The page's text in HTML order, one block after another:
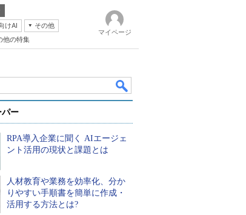
けAI
その他
他の特集
マイページ
パー
RPA導入企業に聞く AIエージェ
ント活用の現状と課題とは
人材教育や業務を効率化、分か
りやすい手順書を簡単に作成・
活用する方法とは?